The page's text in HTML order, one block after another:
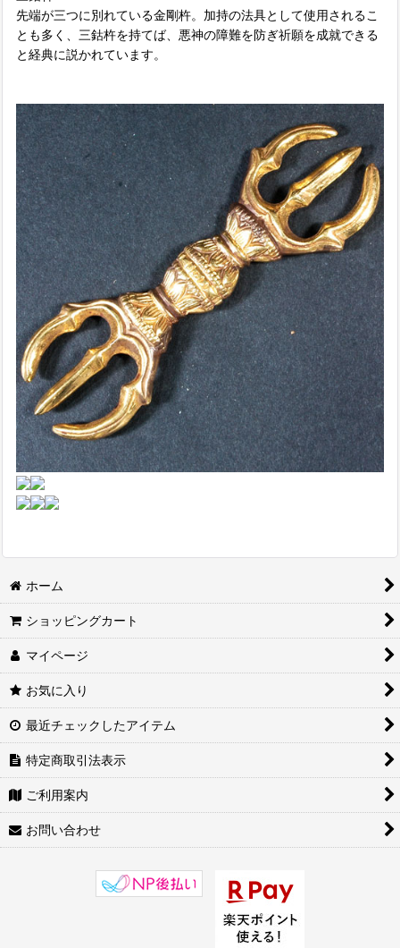
先端が三つに別れている金剛杵。加持の法具として使用されるこ
とも多く、三鈷杵を持てば、悪神の障難を防ぎ祈願を成就できる
と経典に説かれています。
ホーム
ショッピングカート
マイページ
お気に入り
最近チェックしたアイテム
特定商取引法表示
ご利用案内
お問い合わせ